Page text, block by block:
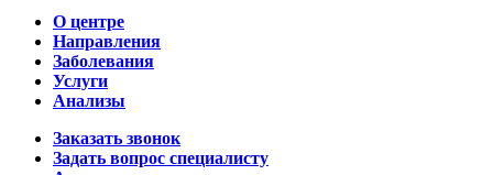
О центре
Направления
Заболевания
Услуги
Анализы
Заказать звонок
Задать вопрос специалисту